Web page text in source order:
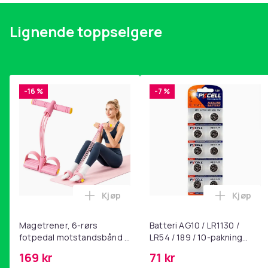
Lignende toppselgere
-16 %
Magetrener, 6-rørs
fotpedal motstandsbånd -
yoga og
169 kr
Legg Magetrener, 6-rørs fotpedal
Kjøp
-7 %
Batteri AG10 / LR1130 /
LR54 / 189 / 10-pakning
71 kr
Legg
Kjøp